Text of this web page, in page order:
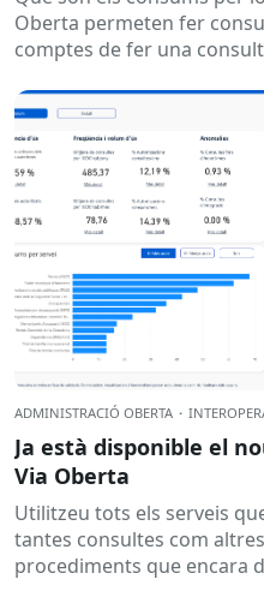
Oberta permeten fer
comptes de fer una
ADMINISTRACIÓ OBERTA ·
Ja està disponible el
Via Oberta
Utilitzeu tots els serveis
tantes consultes com
procediments que encara